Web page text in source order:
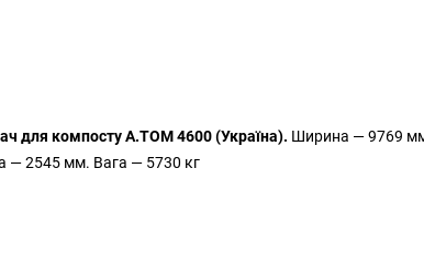
для компосту А.ТОМ 4600 (Україна). Ширина — 9769
— 2545 мм. Вага — 5730 кг